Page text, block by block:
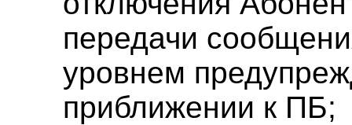
передачи
уровнем
приближении к ПБ;